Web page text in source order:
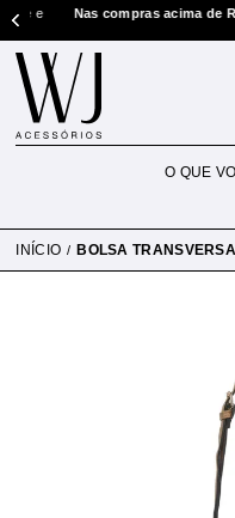
e Nas compras acima de
INÍCIO BOLSA